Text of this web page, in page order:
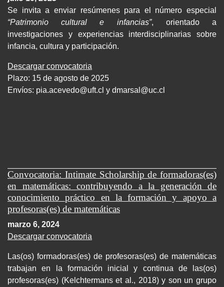
Se invita a enviar resúmenes para el número especial
“Patrimonio cultural e infancias”, orientado a
investigaciones y experiencias interdisciplinarias sobre
infancia, cultura y participación.
Descargar convocatoria
Plazo: 15 de agosto de 2025
Envíos: pia.acevedo@uft.cl y dmarsal@uc.cl
Convocatoria: Intimate Scholarship de formadoras(es)
en matemáticas: contribuyendo a la generación de
conocimiento práctico en la formación y apoyo a
profesoras(es) de matemáticas
marzo 6, 2024
Descargar convocatoria
Las(os) formadoras(es) de profesoras(es) de matemáticas
trabajan en la formación inicial y continua de las(os)
profesoras(es) (Kelchtermans et al., 2018) y son un grupo